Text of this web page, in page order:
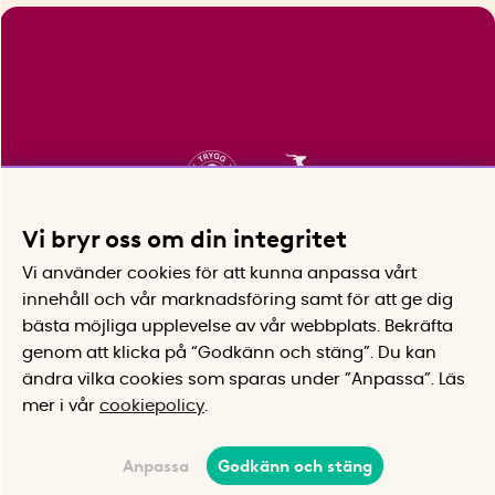
Vi bryr oss om din integritet
Vi använder cookies för att kunna anpassa vårt
innehåll och vår marknadsföring samt för att ge dig
bästa möjliga upplevelse av vår webbplats.
Bekräfta
genom att klicka på “Godkänn och stäng”. Du kan
ändra vilka cookies som sparas under ”Anpassa”.
Läs
mer i vår cookiepolicy
Anpassa Godkänn och stäng